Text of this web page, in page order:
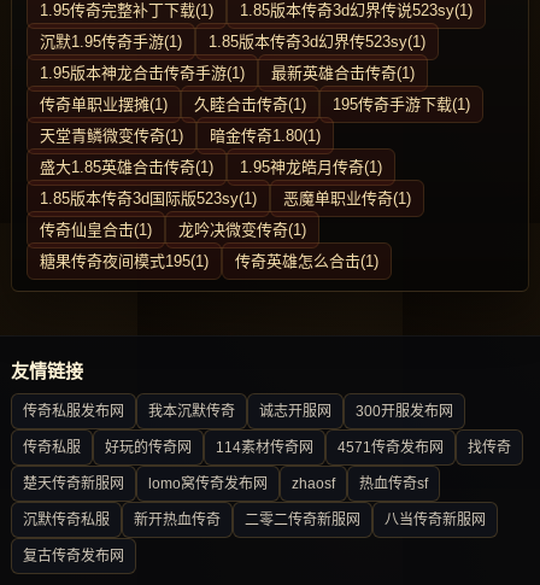
1.95传奇完整补丁下载(1)
1.85版本传奇3d幻界传说523sy(1)
沉默1.95传奇手游(1)
1.85版本传奇3d幻界传523sy(1)
1.95版本神龙合击传奇手游(1)
最新英雄合击传奇(1)
传奇单职业摆摊(1)
久睦合击传奇(1)
195传奇手游下载(1)
天堂青鳞微变传奇(1)
暗金传奇1.80(1)
盛大1.85英雄合击传奇(1)
1.95神龙皓月传奇(1)
1.85版本传奇3d国际版523sy(1)
恶魔单职业传奇(1)
传奇仙皇合击(1)
龙吟决微变传奇(1)
糖果传奇夜间模式195(1)
传奇英雄怎么合击(1)
友情链接
传奇私服发布网 我本沉默传奇 诚志开服网 300开服发布网
传奇私服 好玩的传奇网 114素材传奇网 4571传奇发布网 找传奇
楚天传奇新服网 lomo窝传奇发布网 zhaosf 热血传奇sf
沉默传奇私服 新开热血传奇 二零二传奇新服网 八当传奇新服网
复古传奇发布网